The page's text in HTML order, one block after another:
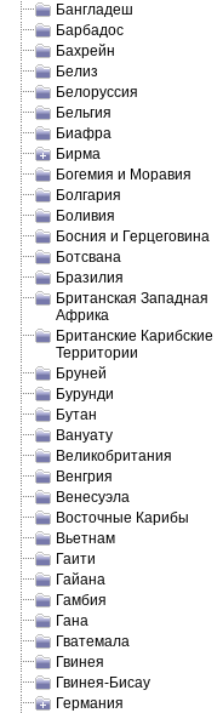
Бангладеш
Барбадос
Бахрейн
Белиз
Белоруссия
Бельгия
Биафра
Бирма
Богемия и Моравия
Болгария
Боливия
Босния и Герцеговина
Ботсвана
Бразилия
Британская Западная
Африка
Британские Карибские
Территории
Бруней
Бурунди
Бутан
Вануату
Великобритания
Венгрия
Венесуэла
Восточные Карибы
Вьетнам
Гаити
Гайана
Гамбия
Гана
Гватемала
Гвинея
Гвинея-Бисау
Германия